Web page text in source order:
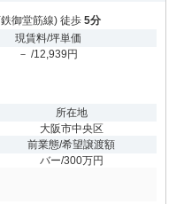
御堂筋線) 徒歩 5分
現賃料/坪単価
－ /12,939円
所在地
大阪市中央区
前業態/希望譲渡額
バー/300万円